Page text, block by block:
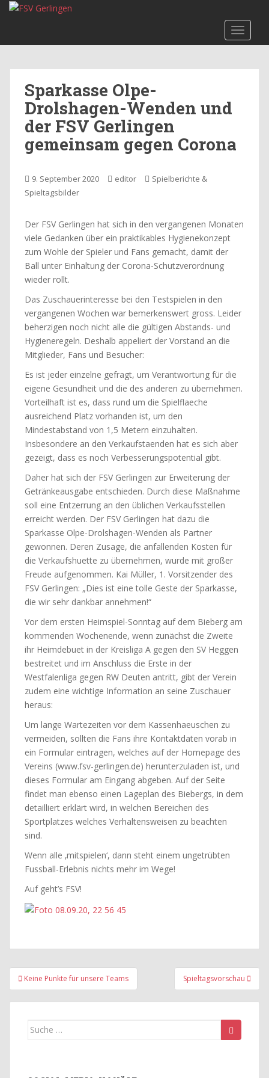
p
Sparkasse Olpe-
Drolshagen-Wenden und
der FSV Gerlingen
gemeinsam gegen Corona
9. September 2020 editor
Spielberichte &
Spieltagsbilder
Der FSV Gerlingen hat sich in den vergangenen Monaten
viele Gedanken über ein praktikables Hygienekonzept
zum Wohle der Spieler und Fans gemacht, damit der
Ball unter Einhaltung der Corona-Schutzverordnung
wieder rollt.
Das Zuschauerinteresse bei den Testspielen in den
vergangenen Wochen war bemerkenswert gross. Leider
beherzigen noch nicht alle die gültigen Abstands- und
Hygieneregeln. Deshalb appeliert der Vorstand an die
Mitglieder, Fans und Besucher:
Es ist jeder einzelne gefragt, um Verantwortung für die
eigene Gesundheit und die des anderen zu übernehmen.
Vorteilhaft ist es, dass rund um die Spielflaeche
ausreichend Platz vorhanden ist, um den
Mindestabstand von 1,5 Metern einzuhalten.
Insbesondere an den Verkaufstaenden hat es sich aber
gezeigt, dass es noch Verbesserungspotential gibt.
Daher hat sich der FSV Gerlingen zur Erweiterung der
Getränkeausgabe entschieden. Durch diese Maßnahme
soll eine Entzerrung an den üblichen Verkaufsstellen
erreicht werden. Der FSV Gerlingen hat dazu die
Sparkasse Olpe-Drolshagen-Wenden als Partner
gewonnen. Deren Zusage, die anfallenden Kosten für
die Verkaufshuette zu übernehmen, wurde mit großer
Freude aufgenommen. Kai Müller, 1. Vorsitzender des
FSV Gerlingen: „Dies ist eine tolle Geste der Sparkasse,
die wir sehr dankbar annehmen!“
Vor dem ersten Heimspiel-Sonntag auf dem Bieberg am
kommenden Wochenende, wenn zunächst die Zweite
ihr Heimdebuet in der Kreisliga A gegen den SV Heggen
bestreitet und im Anschluss die Erste in der
Westfalenliga gegen RW Deuten antritt, gibt der Verein
zudem eine wichtige Information an seine Zuschauer
heraus:
Um lange Wartezeiten vor dem Kassenhaeuschen zu
vermeiden, sollten die Fans ihre Kontaktdaten vorab in
ein Formular eintragen, welches auf der Homepage des
Vereins (www.fsv-gerlingen.de) herunterzuladen ist, und
dieses Formular am Eingang abgeben. Auf der Seite
findet man ebenso einen Lageplan des Biebergs, in dem
detailliert erklärt wird, in welchen Bereichen des
Sportplatzes welches Verhaltensweisen zu beachten
sind.
Wenn alle ‚mitspielen‘, dann steht einem ungetrübten
Fussball-Erlebnis nichts mehr im Wege!
Auf geht’s FSV!
Beitragsnavigation
Keine Punkte für unsere Teams Spieltagsvorschau
Suche